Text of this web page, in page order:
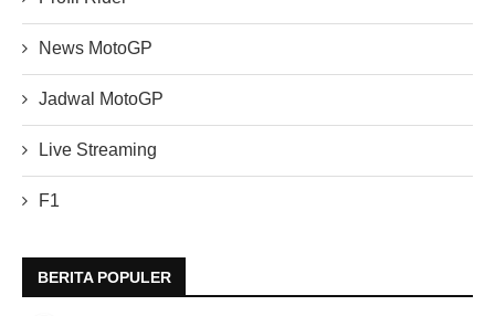
News MotoGP
Jadwal MotoGP
Live Streaming
F1
BERITA POPULER